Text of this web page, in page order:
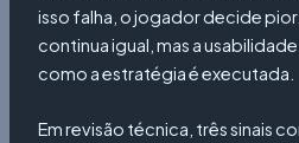
isso falha, o jogador decide
continua igual, mas a
como a estratégia é executada.
Em revisão técnica, três sinais